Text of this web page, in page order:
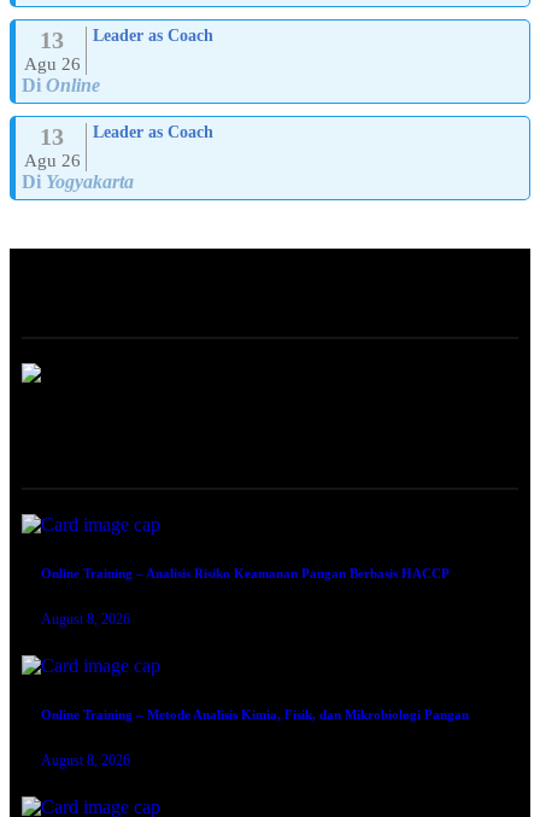
13
Agu 26
Leader as Coach
Di Online
13
Agu 26
Leader as Coach
Di Yogyakarta
Online Training – Analisis Risiko Keamanan Pangan Berbasis HACCP
August 8, 2026
Online Training – Metode Analisis Kimia, Fisik, dan Mikrobiologi Pangan
August 8, 2026